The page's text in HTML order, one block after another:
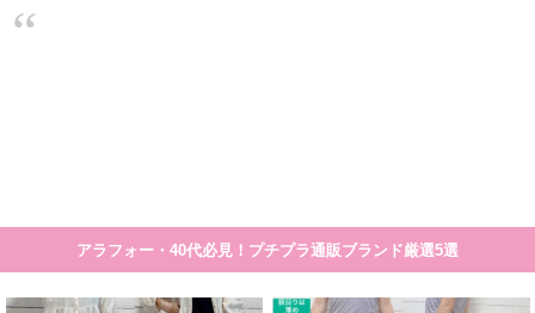
アラフォー・40代必見！プチプラ通販ブランド厳選5選